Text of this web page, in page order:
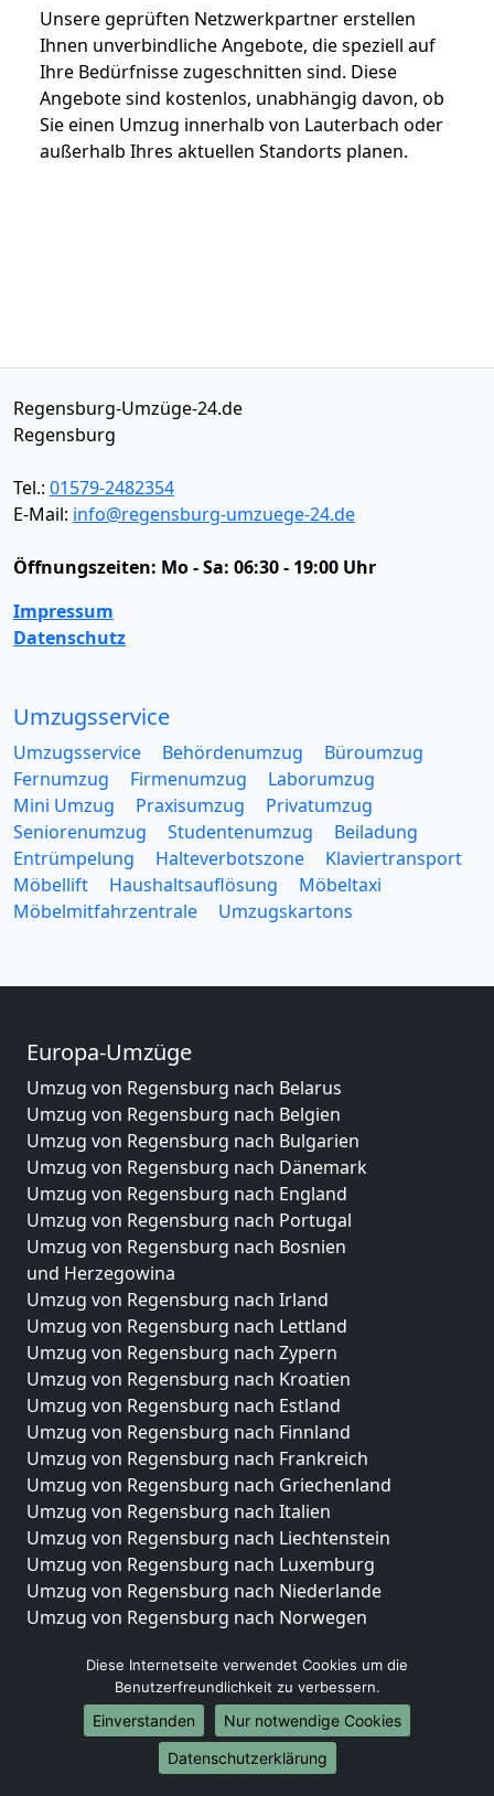
Unsere geprüften Netzwerkpartner erstellen
Ihnen unverbindliche Angebote, die speziell auf
Ihre Bedürfnisse zugeschnitten sind. Diese
Angebote sind kostenlos, unabhängig davon, ob
Sie einen Umzug innerhalb von Lauterbach oder
außerhalb Ihres aktuellen Standorts planen.
Regensburg-Umzüge-24.de
Regensburg
Tel.: 01579-2482354
E-Mail: info@regensburg-umzuege-24.de
Öffnungszeiten: Mo - Sa: 06:30 - 19:00 Uhr
Impressum
Datenschutz
Umzugsservice
Umzugsservice Behördenumzug
Büroumzug
Fernumzug
Firmenumzug
Laborumzug
Mini Umzug
Praxisumzug
Privatumzug
Seniorenumzug
Studentenumzug
Beiladung
Entrümpelung
Halteverbotszone
Klaviertransport
Möbellift
Haushaltsauflösung
Möbeltaxi
Möbelmitfahrzentrale
Umzugskartons
Europa-Umzüge
Umzug von Regensburg nach Belarus
Umzug von Regensburg nach Belgien
Umzug von Regensburg nach Bulgarien
Umzug von Regensburg nach Dänemark
Umzug von Regensburg nach England
Umzug von Regensburg nach Portugal
Umzug von Regensburg nach Bosnien
und Herzegowina
Umzug von Regensburg nach Irland
Umzug von Regensburg nach Lettland
Umzug von Regensburg nach Zypern
Umzug von Regensburg nach Kroatien
Umzug von Regensburg nach Estland
Umzug von Regensburg nach Finnland
Umzug von Regensburg nach Frankreich
Umzug von Regensburg nach Griechenland
Umzug von Regensburg nach Italien
Umzug von Regensburg nach Liechtenstein
Umzug von Regensburg nach Luxemburg
Umzug von Regensburg nach Niederlande
Umzug von Regensburg nach Norwegen
Umzüge-Deutschlandweit
Umzug von Regensburg nach Berlin
Umzug von Regensburg nach Hamburg
Umzug von Regensburg nach München
Umzug von Regensburg nach Köln
Diese Internetseite verwendet Cookies um die
Benutzerfreundlichkeit zu verbessern.
Einverstanden
Nur notwendige Cookies
Datenschutzerklärung